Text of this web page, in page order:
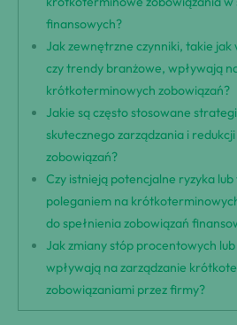
finansowych?
Jak zewnętrzne czynniki, takie
czy trendy branżowe, wpływają
krótkoterminowych zobowiązań?
Jakie są często stosowane
skutecznego zarządzania i
zobowiązań?
Czy istnieją potencjalne ryzyka
poleganiem na
do spełnienia zobowiązań
Jak zmiany stóp procentowych
wpływają na zarządzanie
zobowiązaniami przez firmy?